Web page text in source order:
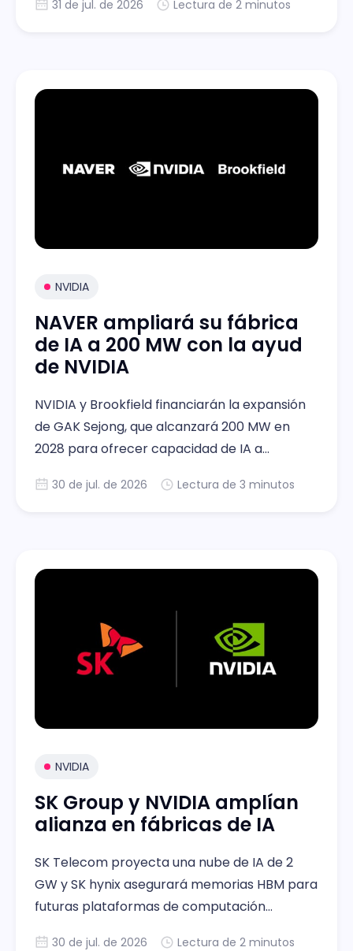
31 de jul. de 2026 Lectura de 2 minutos
NVIDIA
NAVER ampliará su fábrica
de IA a 200 MW con la ayud
de NVIDIA
NVIDIA y Brookfield financiarán la expansión
de GAK Sejong, que alcanzará 200 MW en
2028 para ofrecer capacidad de IA a
30 de jul. de 2026 Lectura de 3 minutos
NVIDIA
SK Group y NVIDIA amplían
alianza en fábricas de IA
SK Telecom proyecta una nube de IA de 2
GW y SK hynix asegurará memorias HBM para
futuras plataformas de computación
30 de jul. de 2026 Lectura de 2 minutos